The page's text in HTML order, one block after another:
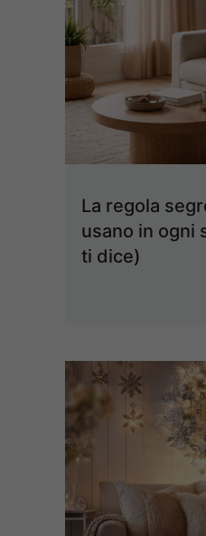
La regola
usano in ogni
ti dice)